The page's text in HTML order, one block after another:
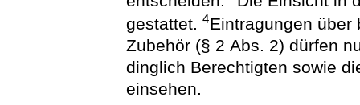
gestattet.4Eintragungen über
Zubehör (§ 2 Abs. 2) dürfen
dinglich Berechtigten sowie
einsehen.